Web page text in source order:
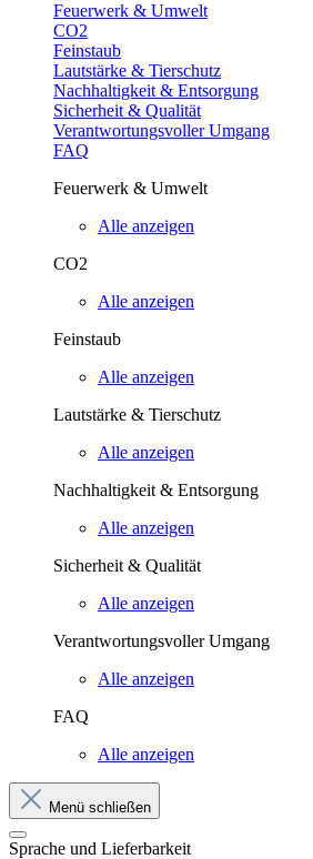
Feuerwerk & Umwelt
CO2
Feinstaub
Lautstärke & Tierschutz
Nachhaltigkeit & Entsorgung
Sicherheit & Qualität
Verantwortungsvoller Umgang
FAQ
Feuerwerk & Umwelt
Alle anzeigen
CO2
Alle anzeigen
Feinstaub
Alle anzeigen
Lautstärke & Tierschutz
Alle anzeigen
Nachhaltigkeit & Entsorgung
Alle anzeigen
Sicherheit & Qualität
Alle anzeigen
Verantwortungsvoller Umgang
Alle anzeigen
FAQ
Alle anzeigen
Menü schließen
Sprache und Lieferbarkeit